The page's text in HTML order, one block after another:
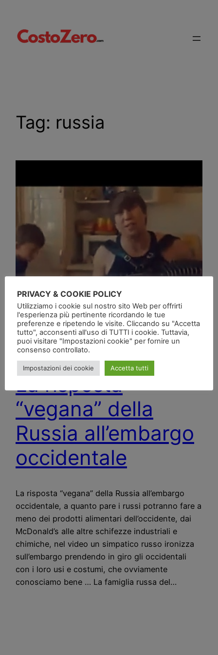
contenuto
Tag: russia
La risposta
“vegana” della
Russia all’embargo
occidentale
La risposta “vegana” della Russia all’embargo
occidentale, a quanto pare i russi potranno fare a
meno dei prodotti alimentari dell’occidente, dai
McDonald’s alle altre schifezze industriali e
chimiche, nel video un simpatico russo ironizza
sull’embargo prendendo in giro gli occidentali
con i loro usi e costumi, che ovviamente
conosciamo bene … La famiglia russa del…
PRIVACY & COOKIE POLICY
Utilizziamo i cookie sul nostro sito Web per offrirti
l'esperienza più pertinente ricordando le tue
preferenze e ripetendo le visite. Cliccando su "Accetta
tutto", acconsenti all'uso di TUTTI i cookie. Tuttavia,
puoi visitare "Impostazioni cookie" per fornire un
consenso controllato.
Impostazioni dei cookie Accetta tutti